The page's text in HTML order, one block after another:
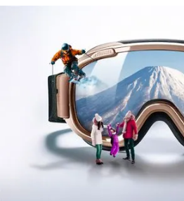
Aspect Luxury Apartments
比羅夫 - 二世谷
4-12 2-5 5 預約
奢华